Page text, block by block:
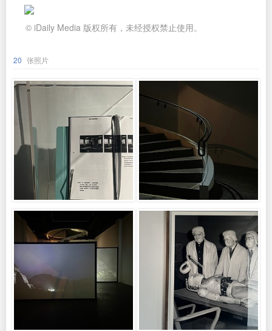
© iDaily Media 版权所有，未经授权禁止使用。
20 张照片